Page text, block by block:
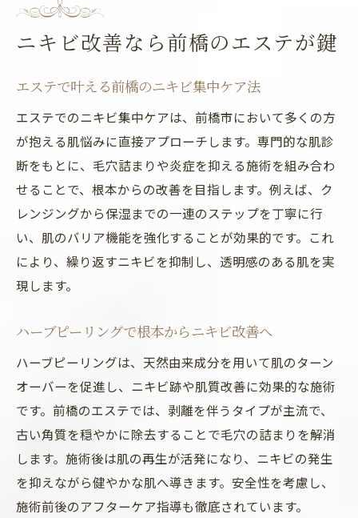
ニキビ改善なら前橋のエステが鍵
エステで叶える前橋のニキビ集中ケア法
エステでのニキビ集中ケアは、前橋市において多くの方
が抱える肌悩みに直接アプローチします。専門的な肌診
断をもとに、毛穴詰まりや炎症を抑える施術を組み合わ
せることで、根本からの改善を目指します。例えば、ク
レンジングから保湿までの一連のステップを丁寧に行
い、肌のバリア機能を強化することが効果的です。これ
により、繰り返すニキビを抑制し、透明感のある肌を実
現します。
ハーブピーリングで根本からニキビ改善へ
ハーブピーリングは、天然由来成分を用いて肌のターン
オーバーを促進し、ニキビ跡や肌質改善に効果的な施術
です。前橋のエステでは、剥離を伴うタイプが主流で、
古い角質を穏やかに除去することで毛穴の詰まりを解消
します。施術後は肌の再生が活発になり、ニキビの発生
を抑えながら健やかな肌へ導きます。安全性を考慮し、
施術前後のアフターケア指導も徹底されています。